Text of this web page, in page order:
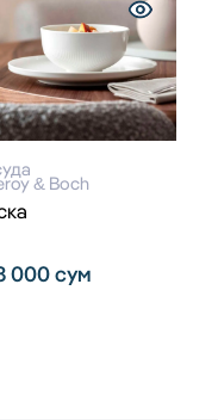
& Boch
000сум